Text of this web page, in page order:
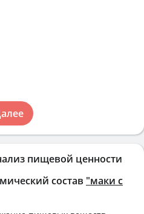
пищевой ценности
состав "маки с